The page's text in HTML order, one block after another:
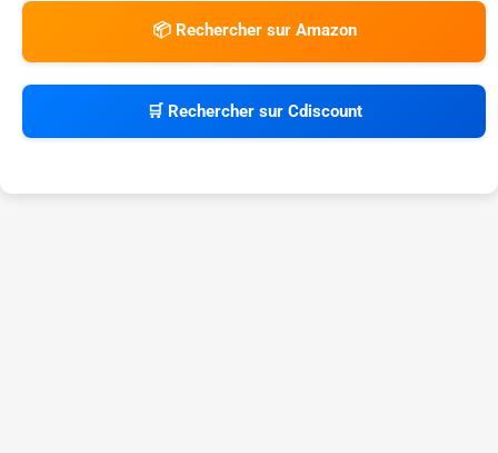
📦 Rechercher sur Amazon
🛒 Rechercher sur Cdiscount